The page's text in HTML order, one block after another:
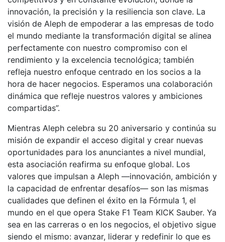
innovación, la precisión y la resiliencia son clave. La
visión de Aleph de empoderar a las empresas de todo
el mundo mediante la transformación digital se alinea
perfectamente con nuestro compromiso con el
rendimiento y la excelencia tecnológica; también
refleja nuestro enfoque centrado en los socios a la
hora de hacer negocios. Esperamos una colaboración
dinámica que refleje nuestros valores y ambiciones
compartidas”.
Mientras Aleph celebra su 20 aniversario y continúa su
misión de expandir el acceso digital y crear nuevas
oportunidades para los anunciantes a nivel mundial,
esta asociación reafirma su enfoque global. Los
valores que impulsan a Aleph —innovación, ambición y
la capacidad de enfrentar desafíos— son las mismas
cualidades que definen el éxito en la Fórmula 1, el
mundo en el que opera Stake F1 Team KICK Sauber. Ya
sea en las carreras o en los negocios, el objetivo sigue
siendo el mismo: avanzar, liderar y redefinir lo que es